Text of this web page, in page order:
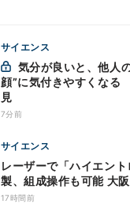
サイエンス
顔”に気付きやすくな
見
7分前
サイエンス
レーザーで「ハイエン
製、組成操作も可能 大
17時間前